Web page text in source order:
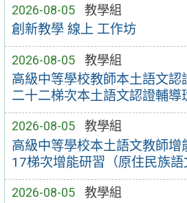
2026-08-05 教學組
創新教學 線上 工作坊
2026-08-05 教學組
高級中等學校教師本土語文
二十二梯次本土語文認證輔導
2026-08-05 教學組
高級中等學校本土語文教師
17梯次增能研習（原住民族語
2026-08-05 教學組